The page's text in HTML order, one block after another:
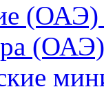
(ОАЭ)
(ОАЭ)